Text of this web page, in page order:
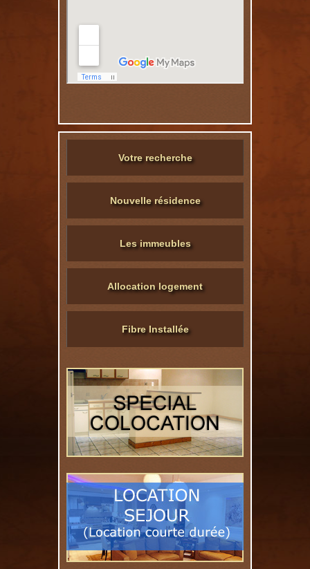
Votre recherche
Nouvelle résidence
Les immeubles
Allocation logement
Fibre Installée